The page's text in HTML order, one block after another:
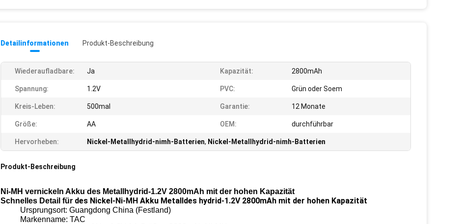
Detailinformationen Produkt-Beschreibung
Wiederaufladbare: Ja Kapazität: 2800mAh
Spannung: 1.2V PVC: Grün oder Soem
Kreis-Leben: 500mal Garantie: 12 Monate
Größe: AA OEM: durchführbar
Hervorheben: Nickel-Metallhydrid-nimh-Batterien, Nickel-Metallhydrid-nimh-Batterien
Produkt-Beschreibung
Ni-MH vernickeln Akku des Metallhydrid-1.2V 2800mAh mit der hohen Kapazität
Schnelles Detail für des Nickel-Ni-MH Akku Metalldes hydrid-1.2V 2800mAh mit der hohen Kapazität
Ursprungsort: Guangdong China (Festland)
Markenname: TAC